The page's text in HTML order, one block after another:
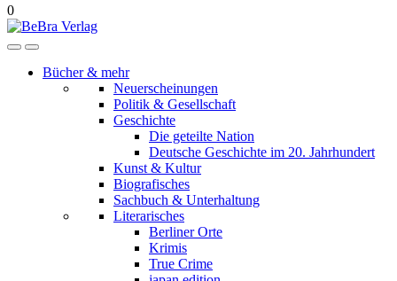
0
Bücher & mehr
Neuerscheinungen
Politik & Gesellschaft
Geschichte
Die geteilte Nation
Deutsche Geschichte im 20. Jahrhundert
Kunst & Kultur
Biografisches
Sachbuch & Unterhaltung
Literarisches
Berliner Orte
Krimis
True Crime